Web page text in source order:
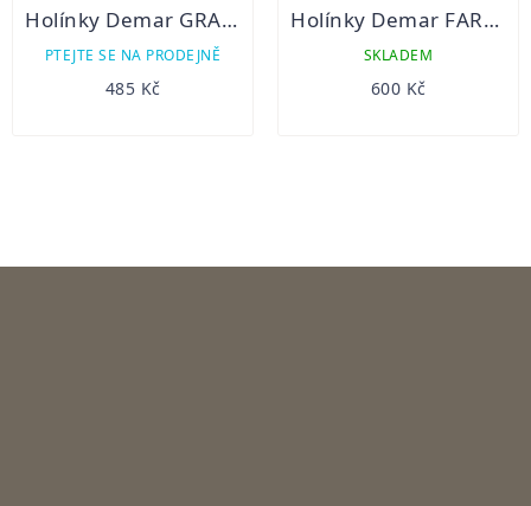
Holínky Demar GRAND S
PTEJTE SE NA PRODEJNĚ
485 Kč
Holínky Demar FARMER
SKLADEM
600 Kč